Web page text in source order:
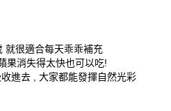
就很適合每天乖乖補充
果消失得太快也可以吃!
進去 , 大家都能發揮自然光彩